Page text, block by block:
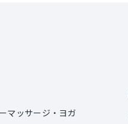
マッサージ・ヨガ